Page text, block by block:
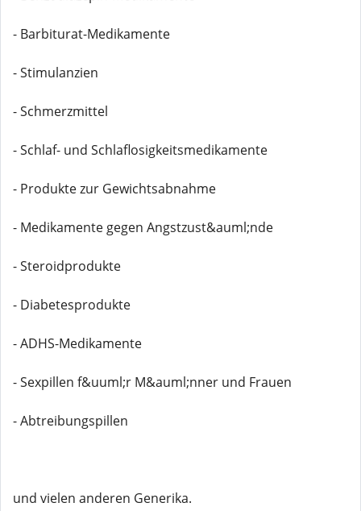
- Barbiturat-Medikamente
- Stimulanzien
- Schmerzmittel
- Schlaf- und Schlaflosigkeitsmedikamente
- Produkte zur Gewichtsabnahme
- Medikamente gegen Angstzust&auml;nde
- Steroidprodukte
- Diabetesprodukte
- ADHS-Medikamente
- Sexpillen f&uuml;r M&auml;nner und Frauen
- Abtreibungspillen
und vielen anderen Generika.